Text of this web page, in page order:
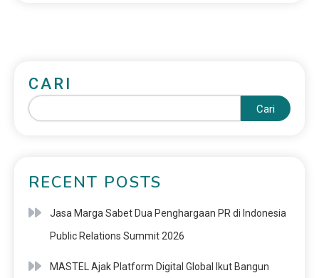
CARI
Cari
RECENT POSTS
Jasa Marga Sabet Dua Penghargaan PR di Indonesia
Public Relations Summit 2026
MASTEL Ajak Platform Digital Global Ikut Bangun